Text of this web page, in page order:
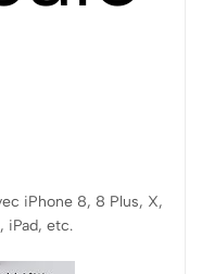
iPhone 8, 8 Plus, X,
iPad, etc.